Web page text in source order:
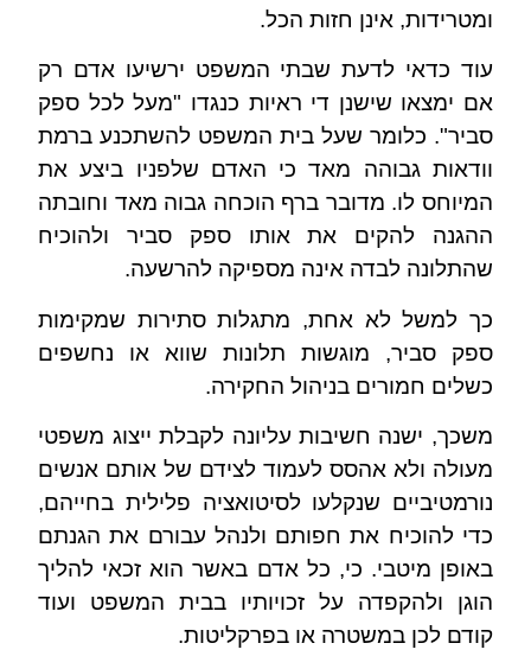
ומטרידות, אינן חזות הכל.
עוד כדאי לדעת שבתי המשפט ירשיעו אדם רק
אם ימצאו שישנן די ראיות כנגדו "מעל לכל ספק
סביר". כלומר שעל בית המשפט להשתכנע ברמת
וודאות גבוהה מאד כי האדם שלפניו ביצע את
המיוחס לו. מדובר ברף הוכחה גבוה מאד וחובתה
ההגנה להקים את אותו ספק סביר ולהוכיח
שהתלונה לבדה אינה מספיקה להרשעה.
כך למשל לא אחת, מתגלות סתירות שמקימות
ספק סביר, מוגשות תלונות שווא או נחשפים
כשלים חמורים בניהול החקירה.
משכך, ישנה חשיבות עליונה לקבלת ייצוג משפטי
מעולה ולא אהסס לעמוד לצידם של אותם אנשים
נורמטיביים שנקלעו לסיטואציה פלילית בחייהם,
כדי להוכיח את חפותם ולנהל עבורם את הגנתם
באופן מיטבי. כי, כל אדם באשר הוא זכאי להליך
הוגן ולהקפדה על זכויותיו בבית המשפט ועוד
קודם לכן במשטרה או בפרקליטות.